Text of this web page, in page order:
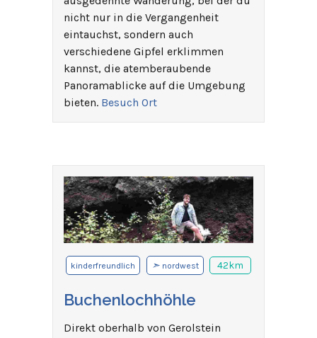
nicht nur in die Vergangenheit
eintauchst, sondern auch
verschiedene Gipfel erklimmen
kannst, die atemberaubende
Panoramablicke auf die Umgebung
bieten. Besuch Ort
kinderfreundlich ➣ nordwest 42km
Buchenlochhöhle
Direkt oberhalb von Gerolstein